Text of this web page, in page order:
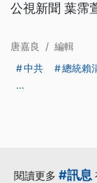
公視新聞 葉霈
唐嘉良 / 編輯
中共
總統賴
...
閱讀更多 #訊息